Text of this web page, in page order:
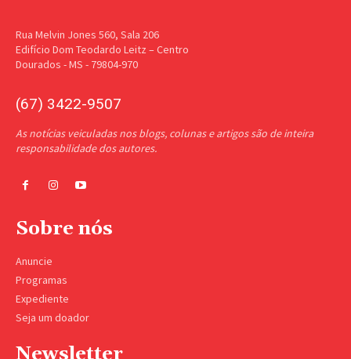
Rua Melvin Jones 560, Sala 206
Edifício Dom Teodardo Leitz – Centro
Dourados - MS - 79804-970
(67) 3422-9507
As notícias veiculadas nos blogs, colunas e artigos são de inteira
responsabilidade dos autores.
Sobre nós
Anuncie
Programas
Expediente
Seja um doador
Newsletter